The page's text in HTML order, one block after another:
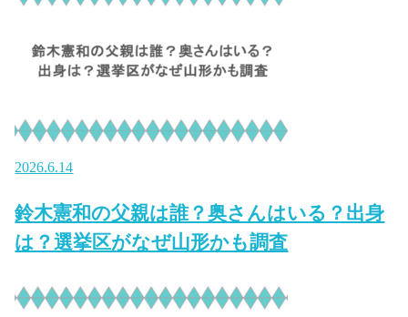
2026.6.14
鈴木憲和の父親は誰？奥さんはいる？出身
は？選挙区がなぜ山形かも調査